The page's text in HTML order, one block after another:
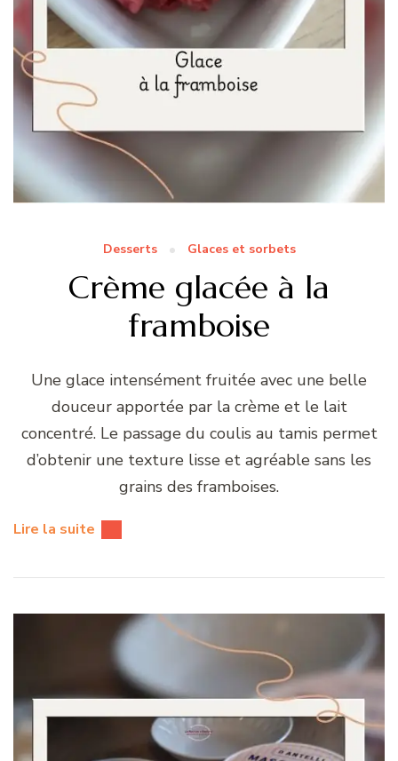
Desserts Glaces et sorbets
Crème glacée à la
framboise
Une glace intensément fruitée avec une belle
douceur apportée par la crème et le lait
concentré. Le passage du coulis au tamis permet
d’obtenir une texture lisse et agréable sans les
grains des framboises.
Lire la suite